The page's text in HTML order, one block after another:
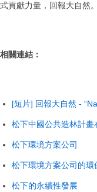
式貢獻力量，回報大自然。
相關連結：
[短片] 回報大自然 -
松下中國公共造林計畫
松下環境方案公司
松下環境方案公司的環
松下的永續性發展